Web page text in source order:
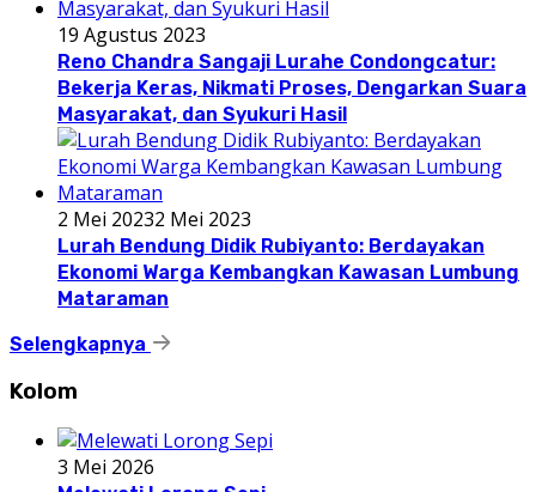
19 Agustus 2023
Reno Chandra Sangaji Lurahe Condongcatur:
Bekerja Keras, Nikmati Proses, Dengarkan Suara
Masyarakat, dan Syukuri Hasil
2 Mei 20232 Mei 2023
Lurah Bendung Didik Rubiyanto: Berdayakan
Ekonomi Warga Kembangkan Kawasan Lumbung
Mataraman
Selengkapnya
Kolom
3 Mei 2026